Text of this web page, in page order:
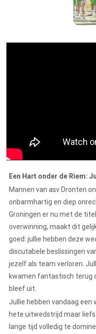
Een Hart onder de Riem:
Mannen van asv Dronten
onbarmhartig en diep
Groningen er nu met de
overwinning, maakt dit
goed: jullie hebben deze
discutabele beslissingen
jezelf als team verloren.
kwamen fantastisch terug
bleef uit.
Jullie hebben vandaag een
hete uitwedstrijd maar
lange tijd volledig te